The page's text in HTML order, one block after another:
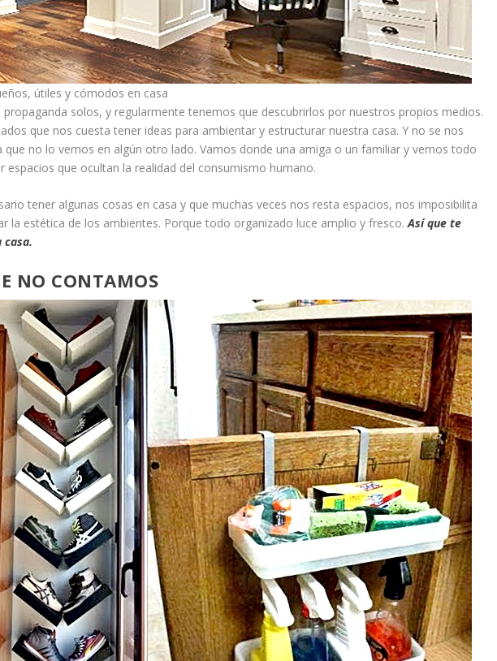
útiles y cómodos en casa
propaganda solos, y regularmente tenemos que descubrirlos por nuestros propios medios.
que nos cuesta tener ideas para ambientar y estructurar nuestra casa. Y no se nos
que no lo vemos en algún otro lado. Vamos donde una amiga o un familiar y vemos todo
espacios que ocultan la realidad del consumismo humano.
tener algunas cosas en casa y que muchas veces nos resta espacios, nos imposibilita
la estética de los ambientes. Porque todo organizado luce amplio y fresco.Así que te
NO CONTAMOS